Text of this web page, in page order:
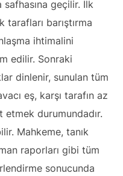
geçilir. İlk
barıştırma
ihtimalini
edilir. Sonraki
dinlenir, sunulan tüm
eş, karşı tarafın az
durumundadır.
Mahkeme, tanık
raporları gibi tüm
sonucunda